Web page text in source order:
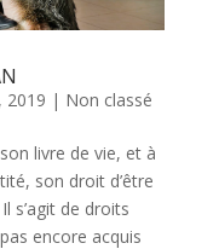
2019 | Non classé
livre de vie, et à
son droit d’être
s’agit de droits
encore acquis